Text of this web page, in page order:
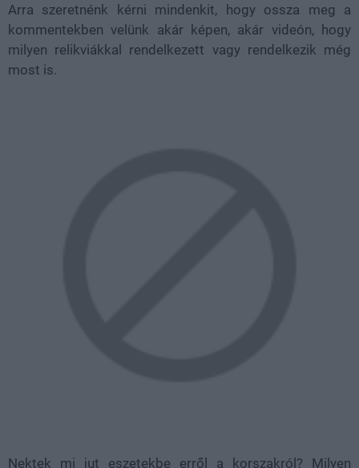
Arra szeretnénk kérni mindenkit, hogy ossza meg a
kommentekben velünk akár képen, akár videón, hogy
milyen relikviákkal rendelkezett vagy rendelkezik még
most is.
Nektek mi jut eszetekbe erről a korszakról? Milyen